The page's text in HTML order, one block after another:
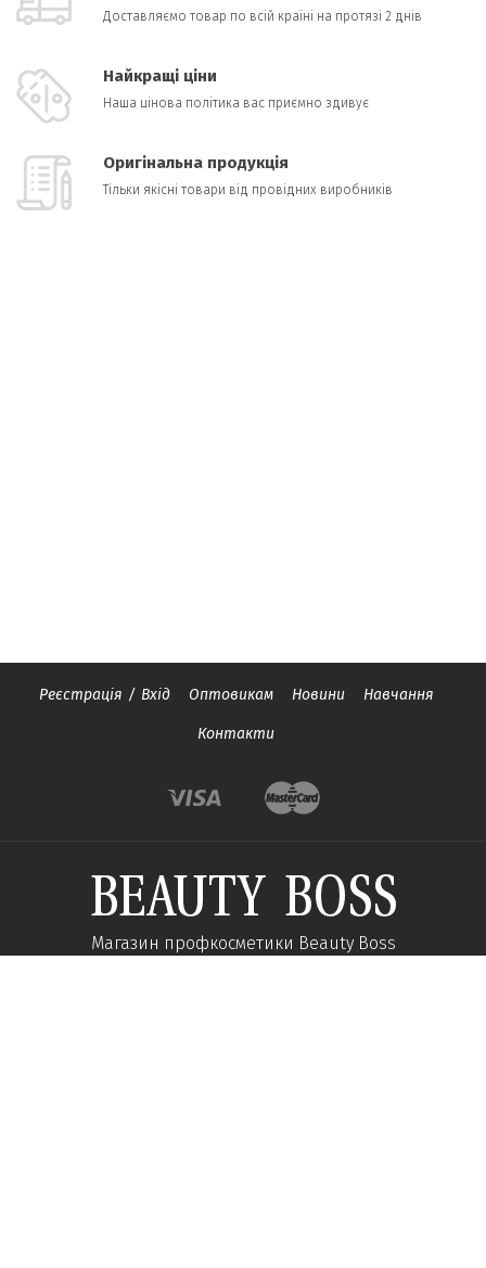
Доставляємо товар по всій країні на протязі 2 днів
Найкращі ціни
Наша цінова політика вас приємно здивує
Оригінальна продукція
Тільки якісні товари від провідних виробників
Реєстрація / Вхід Оптовикам Новини Навчання
Контакти
Магазин профкосметики Beauty Boss